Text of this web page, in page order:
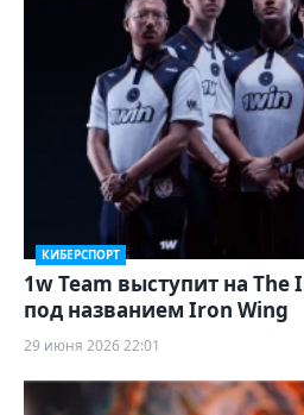
КИБЕРСПОРТ
1w Team выступит на
под названием Iron Wing
29 июня 2026 22:01